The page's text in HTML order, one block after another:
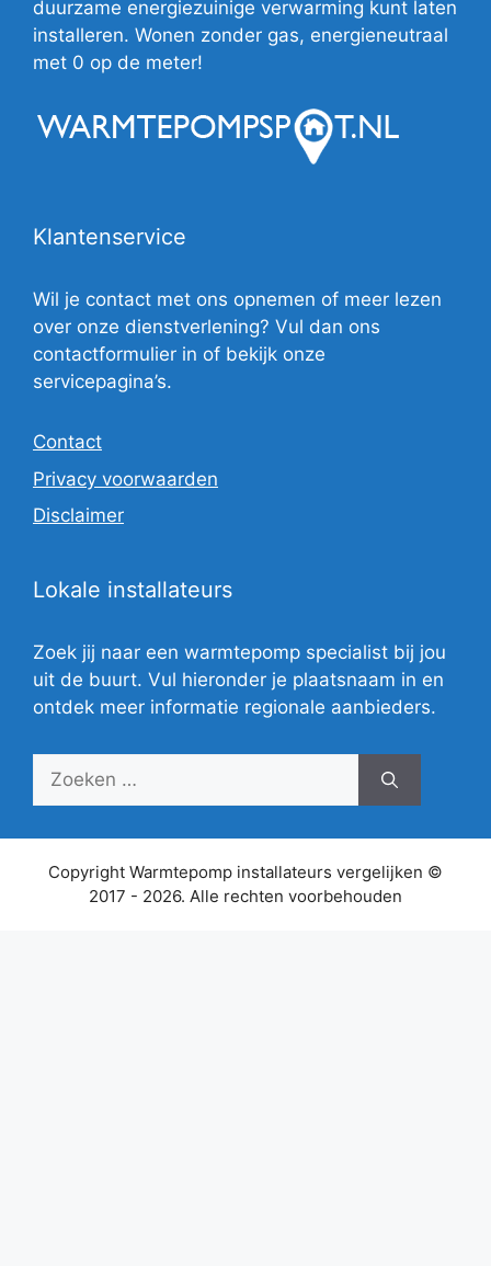
duurzame energiezuinige verwarming kunt laten
installeren. Wonen zonder gas, energieneutraal
met 0 op de meter!
Klantenservice
Wil je contact met ons opnemen of meer lezen
over onze dienstverlening? Vul dan ons
contactformulier in of bekijk onze
servicepagina’s.
Contact
Privacy voorwaarden
Disclaimer
Lokale installateurs
Zoek jij naar een warmtepomp specialist bij jou
uit de buurt. Vul hieronder je plaatsnaam in en
ontdek meer informatie regionale aanbieders.
Zoek
Copyright Warmtepomp installateurs vergelijken ©
2017 - 2026. Alle rechten voorbehouden